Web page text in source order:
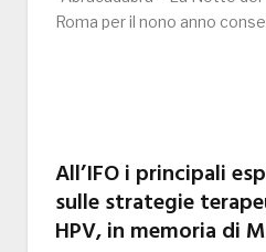
Roma per il nono anno
All’IFO i principali
sulle strategie
HPV, in memoria di